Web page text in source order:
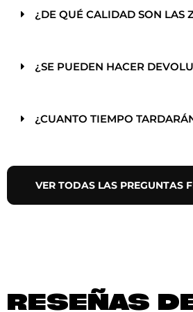
¿DE QUÉ CALIDAD SON LAS
¿SE PUEDEN HACER
¿CUANTO TIEMPO
VER TODAS LAS PREGUNTAS
RESEÑAS